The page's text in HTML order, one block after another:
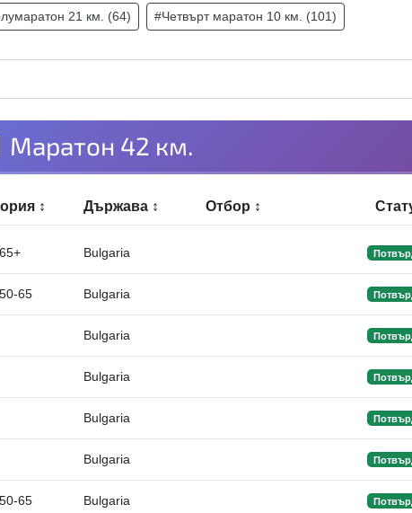
21 км. (64) #Четвърт маратон 10 км. (101)
Маратон 42 км.
↕ Държава ↕ Отбор ↕
Bulgaria
65 Bulgaria
Bulgaria
Bulgaria
Bulgaria
Bulgaria
65 Bulgaria